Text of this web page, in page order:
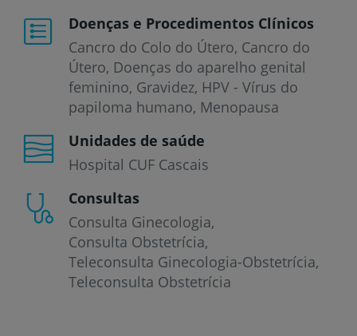
Doenças e Procedimentos Clínicos
Cancro do Colo do Útero Cancro do
Útero Doenças do aparelho genital
feminino Gravidez HPV - Vírus do
papiloma humano Menopausa
Unidades de saúde
Hospital CUF Cascais
Consultas
Consulta Ginecologia
Consulta Obstetrícia
Teleconsulta Ginecologia-Obstetrícia
Teleconsulta Obstetrícia